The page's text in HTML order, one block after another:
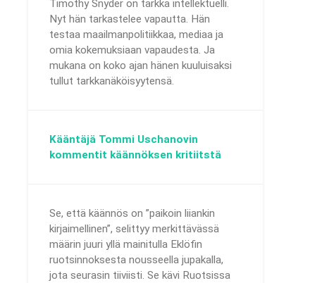
Timothy Snyder on tarkka intellektuelli.
Nyt hän tarkastelee vapautta. Hän
testaa maailmanpolitiikkaa, mediaa ja
omia kokemuksiaan vapaudesta. Ja
mukana on koko ajan hänen kuuluisaksi
tullut tarkkanäköisyytensä.
Kääntäjä Tommi Uschanovin
kommentit käännöksen kritiitstä
Se, että käännös on ”paikoin liiankin
kirjaimellinen”, selittyy merkittävässä
määrin juuri yllä mainitulla Eklöfin
ruotsinnoksesta nousseella jupakalla,
jota seurasin tiiviisti. Se kävi Ruotsissa